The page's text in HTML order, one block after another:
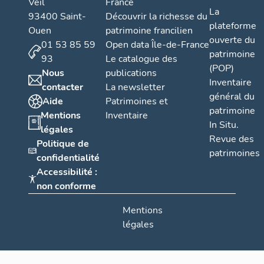
93400 Saint-
Ouen
01 53 85 59
93
Nous
contacter
Aide
Mentions
légales
Politique de
confidentialité
Accessibilité :
non conforme
Découvrir la richesse du
patrimoine francilien
Open data Île-de-France
Le catalogue des
publications
La newsletter
Patrimoines et
Inventaire
La
plateforme
ouverte du
patrimoine
(POP)
Inventaire
général du
patrimoine
In Situ.
Revue des
patrimoines
Mentions
légales